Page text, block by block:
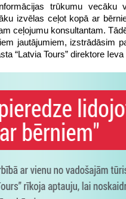
trūkumu vecāku
izvēlas ceļot kopā ar
ceļojumu konsultantam.
jautājumiem, izstrādāsim
“Latvia Tours” direktore